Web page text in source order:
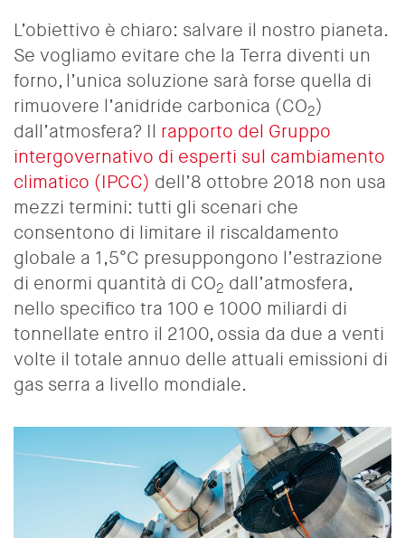
L’obiettivo è chiaro: salvare il nostro pianeta.
Se vogliamo evitare che la Terra diventi un
forno, l’unica soluzione sarà forse quella di
rimuovere l’anidride carbonica (CO2)
dall’atmosfera? Il rapporto del Gruppo
intergovernativo di esperti sul cambiamento
climatico (IPCC) dell’8 ottobre 2018 non usa
mezzi termini: tutti gli scenari che
consentono di limitare il riscaldamento
globale a 1,5°C presuppongono l’estrazione
di enormi quantità di CO2 dall’atmosfera,
nello specifico tra 100 e 1000 miliardi di
tonnellate entro il 2100, ossia da due a venti
volte il totale annuo delle attuali emissioni di
gas serra a livello mondiale.